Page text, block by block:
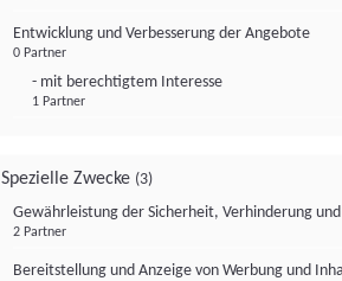
Entwicklung und Verbesserung der Angebote
0 Partner
- mit berechtigtem Interesse
1 Partner
Spezielle Zwecke (3)
Gewährleistung der Sicherheit, Verhinderung
2 Partner
Bereitstellung und Anzeige von Werbung und